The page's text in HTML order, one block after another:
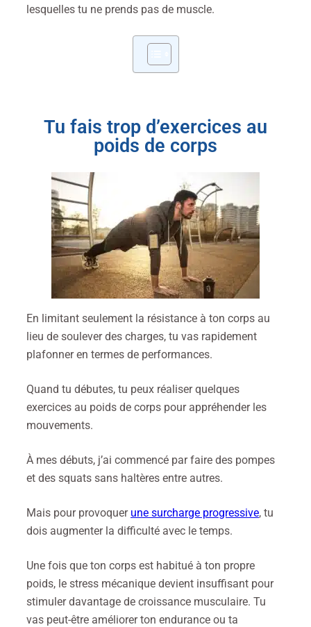
lesquelles tu ne prends pas de muscle.
Tu fais trop d’exercices au
poids de corps
En limitant seulement la résistance à ton corps au
lieu de soulever des charges, tu vas rapidement
plafonner en termes de performances.
Quand tu débutes, tu peux réaliser quelques
exercices au poids de corps pour appréhender les
mouvements.
À mes débuts, j’ai commencé par faire des pompes
et des squats sans haltères entre autres.
Mais pour provoquer une surcharge progressive, tu
dois augmenter la difficulté avec le temps.
Une fois que ton corps est habitué à ton propre
poids, le stress mécanique devient insuffisant pour
stimuler davantage de croissance musculaire. Tu
vas peut-être améliorer ton endurance ou ta